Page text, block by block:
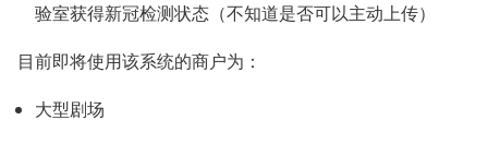
验室获得新冠检测状态（不知道是否可以主动上传）
目前即将使用该系统的商户为：
大型剧场